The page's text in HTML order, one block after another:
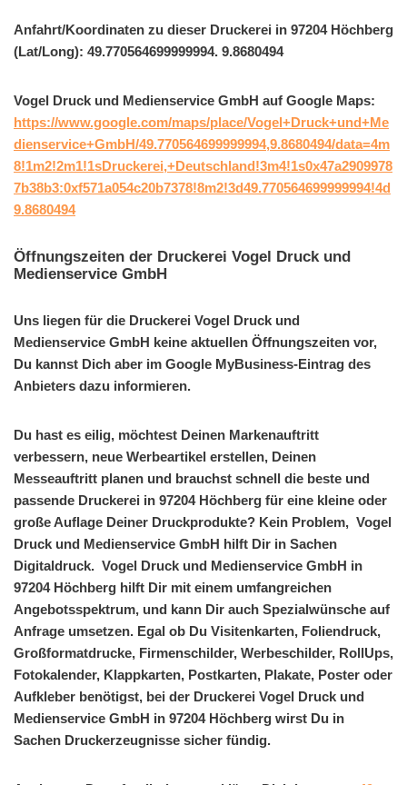
Anfahrt/Koordinaten zu dieser Druckerei in 97204 Höchberg
(Lat/Long): 49.770564699999994. 9.8680494
Vogel Druck und Medienservice GmbH auf Google Maps:
https://www.google.com/maps/place/Vogel+Druck+und+Me
dienservice+GmbH/49.770564699999994,9.8680494/data=4m
8!1m2!2m1!1sDruckerei,+Deutschland!3m4!1s0x47a2909978
7b38b3:0xf571a054c20b7378!8m2!3d49.770564699999994!4d
9.8680494
Öffnungszeiten der Druckerei Vogel Druck und
Medienservice GmbH
Uns liegen für die Druckerei Vogel Druck und
Medienservice GmbH keine aktuellen Öffnungszeiten vor,
Du kannst Dich aber im Google MyBusiness-Eintrag des
Anbieters dazu informieren.
Du hast es eilig, möchtest Deinen Markenauftritt
verbessern, neue Werbeartikel erstellen, Deinen
Messeauftritt planen und brauchst schnell die beste und
passende Druckerei in 97204 Höchberg für eine kleine oder
große Auflage Deiner Druckprodukte? Kein Problem, Vogel
Druck und Medienservice GmbH hilft Dir in Sachen
Digitaldruck. Vogel Druck und Medienservice GmbH in
97204 Höchberg hilft Dir mit einem umfangreichen
Angebotsspektrum, und kann Dir auch Spezialwünsche auf
Anfrage umsetzen. Egal ob Du Visitenkarten, Foliendruck,
Großformatdrucke, Firmenschilder, Werbeschilder, RollUps,
Fotokalender, Klappkarten, Postkarten, Plakate, Poster oder
Aufkleber benötigst, bei der Druckerei Vogel Druck und
Medienservice GmbH in 97204 Höchberg wirst Du in
Sachen Druckerzeugnisse sicher fündig.